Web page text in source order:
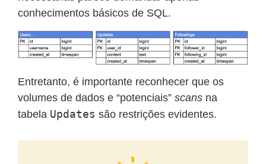
conhecimentos básicos de SQL.
Entretanto, é importante reconhecer que os
volumes de dados e “potenciais” scans na
tabela Updates são restrições evidentes.